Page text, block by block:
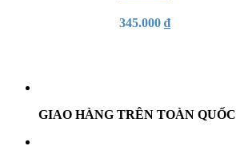
345.000₫
GIAO HÀNG TRÊN TOÀN QUỐC